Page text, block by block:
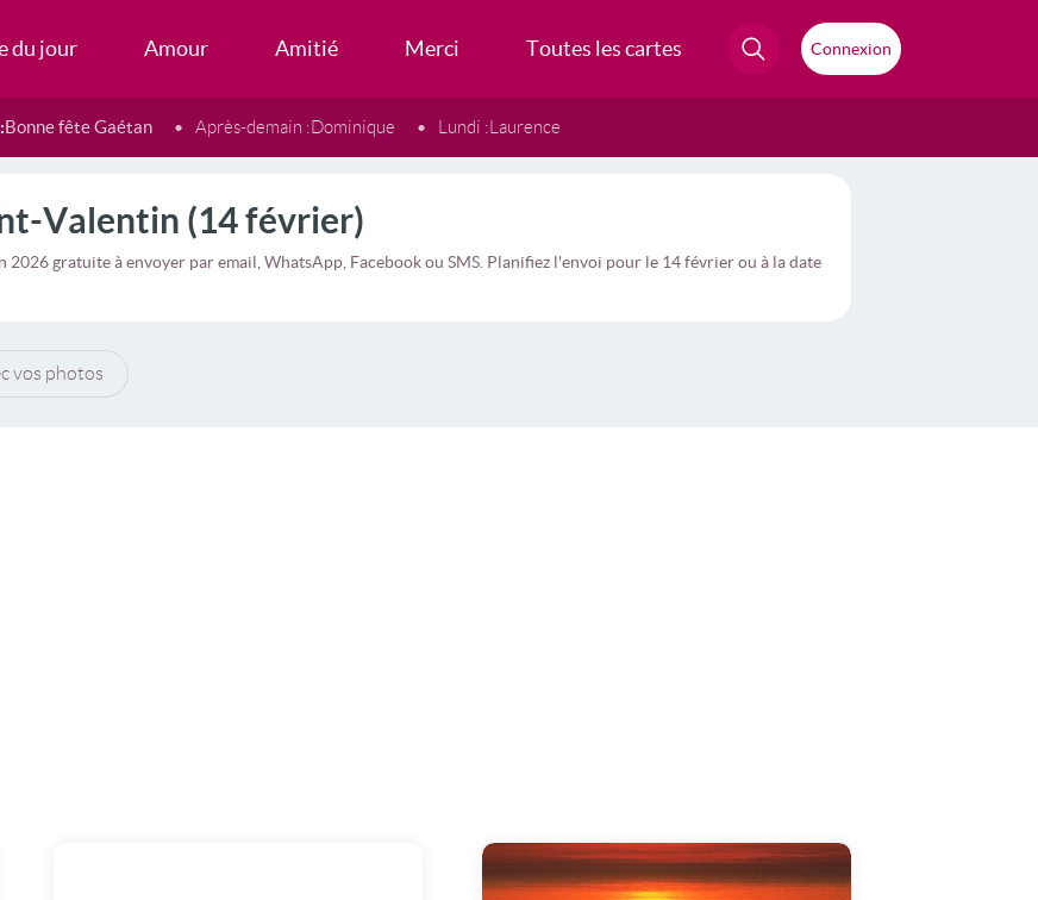
du jour Amour Amitié Merci Toutes les cartes Connexion
Bonne fête Gaétan Après-demain :Dominique Lundi :Laurence
Valentin (14 février)
2026 gratuite à envoyer par email, WhatsApp, Facebook ou SMS. Planifiez l'envoi pour le 14 février ou à la date
vos photos